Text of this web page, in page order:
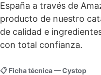
España a través de
producto de nuestro
de calidad e
con total confianza.
📋 Ficha técnica — Cystop